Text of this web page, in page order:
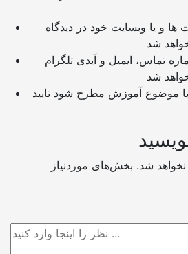
با موضوع آموزش مطرح شود تایید
شد. بخش‌های موردنیاز